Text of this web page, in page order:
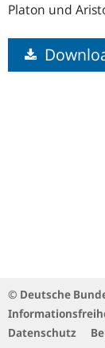
Platon und
© Deutsche
Datenschutz